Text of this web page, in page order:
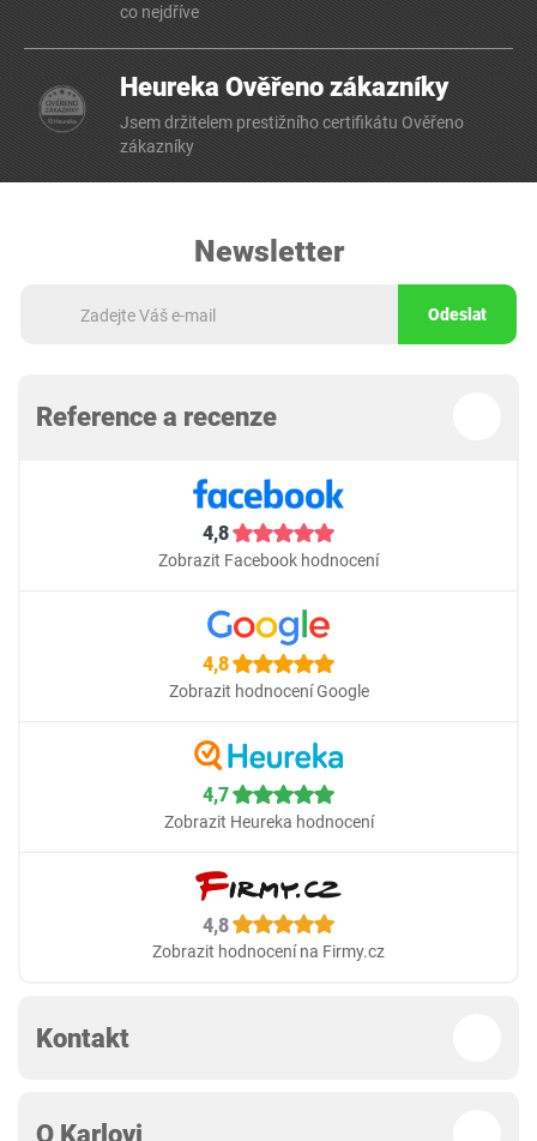
co nejdříve
Heureka Ověřeno zákazníky
Jsem držitelem prestižního certifikátu Ověřeno
zákazníky
Newsletter
Odeslat
Reference a recenze
4,8
Zobrazit Facebook hodnocení
4,8
Zobrazit hodnocení Google
4,7
Zobrazit Heureka hodnocení
4,8
Zobrazit hodnocení na Firmy.cz
Kontakt
O Karlovi